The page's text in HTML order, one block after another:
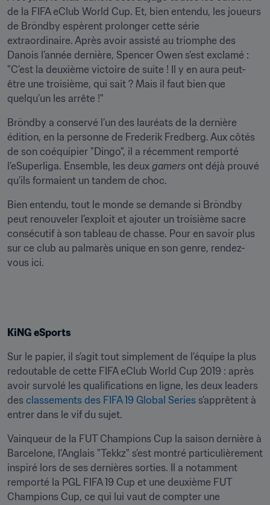
de la FIFA eClub World Cup. Et, bien entendu, les joueurs
de Bröndby espèrent prolonger cette série
extraordinaire. Après avoir assisté au triomphe des
Danois l’année dernière, Spencer Owen s’est exclamé :
"C’est la deuxième victoire de suite ! Il y en aura peut-
être une troisième, qui sait ? Mais il faut bien que
quelqu’un les arrête !"
Bröndby a conservé l’un des lauréats de la dernière
édition, en la personne de Frederik Fredberg. Aux côtés
de son coéquipier "Dingo", il a récemment remporté
l’eSuperliga. Ensemble, les deux gamers ont déjà prouvé
qu’ils formaient un tandem de choc.
Bien entendu, tout le monde se demande si Bröndby
peut renouveler l’exploit et ajouter un troisième sacre
consécutif à son tableau de chasse. Pour en savoir plus
sur ce club au palmarès unique en son genre, rendez-
vous ici.
KiNG eSports
Sur le papier, il s’agit tout simplement de l’équipe la plus
redoutable de cette FIFA eClub World Cup 2019 : après
avoir survolé les qualifications en ligne, les deux leaders
des classements des FIFA 19 Global Series s’apprêtent à
entrer dans le vif du sujet.
Vainqueur de la FUT Champions Cup la saison dernière à
Barcelone, l’Anglais "Tekkz" s’est montré particulièrement
inspiré lors de ses dernières sorties. Il a notamment
remporté la PGL FIFA 19 Cup et une deuxième FUT
Champions Cup, ce qui lui vaut de compter une